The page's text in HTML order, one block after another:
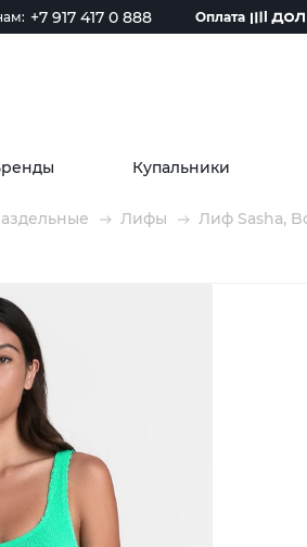
+7 917 417 0 888 Оплата
Купальники
Лифы Лиф Sasha,